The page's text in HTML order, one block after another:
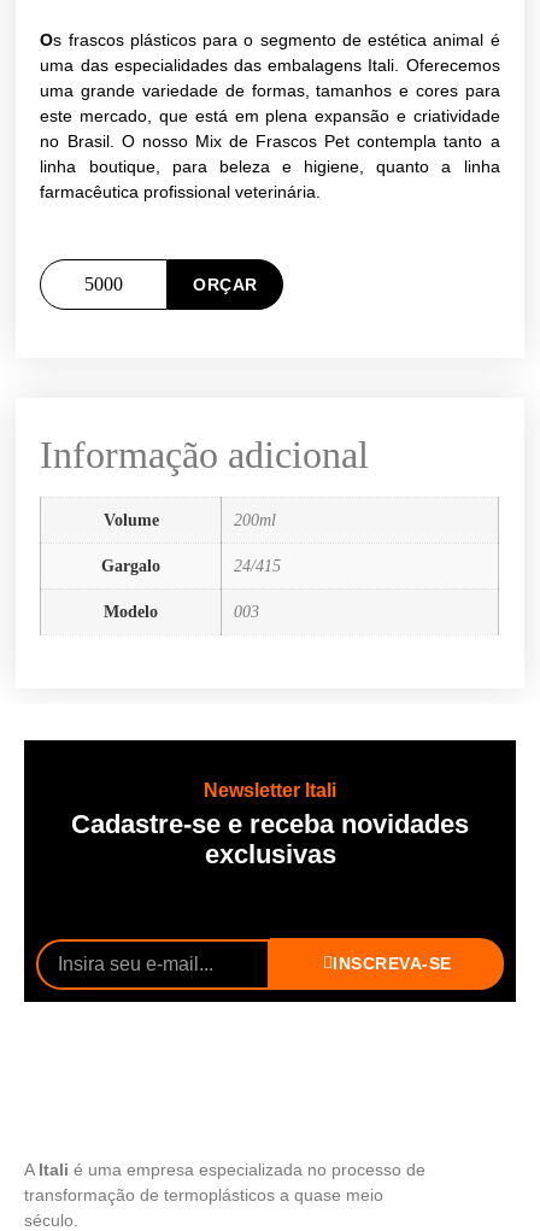
Os frascos plásticos para o segmento de estética animal é
uma das especialidades das embalagens Itali. Oferecemos
uma grande variedade de formas, tamanhos e cores para
este mercado, que está em plena expansão e criatividade
no Brasil. O nosso Mix de Frascos Pet contempla tanto a
linha boutique, para beleza e higiene, quanto a linha
farmacêutica profissional veterinária.
ORÇAR
Informação adicional
Volume 200ml
Gargalo 24/415
Modelo 003
Newsletter Itali
Cadastre-se e receba novidades
exclusivas
INSCREVA-SE
A Itali é uma empresa especializada no processo de
transformação de termoplásticos a quase meio
século.